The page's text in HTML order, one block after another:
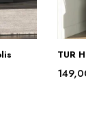
TUR